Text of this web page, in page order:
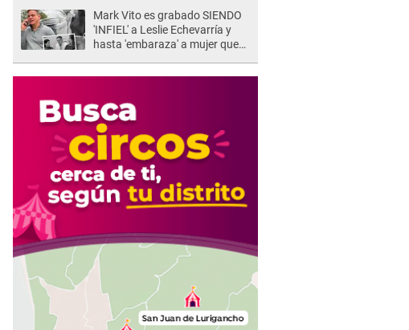
Mark Vito es grabado SIENDO
'INFIEL' a Leslie Echevarría y
hasta 'embaraza' a mujer que